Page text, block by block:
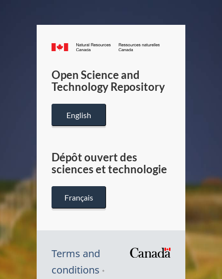
Canada.ca
/
Canada
Open Science and
Technology Repository
English
Dépôt ouvert des
sciences et technologie
Français
Terms and
conditions
Symbole